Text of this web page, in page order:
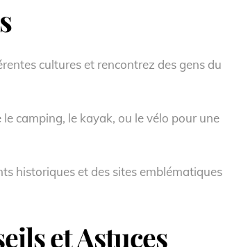
cultures et rencontrez des gens du
camping, le kayak, ou le vélo pour une
historiques et des sites emblématiques
et Astuces